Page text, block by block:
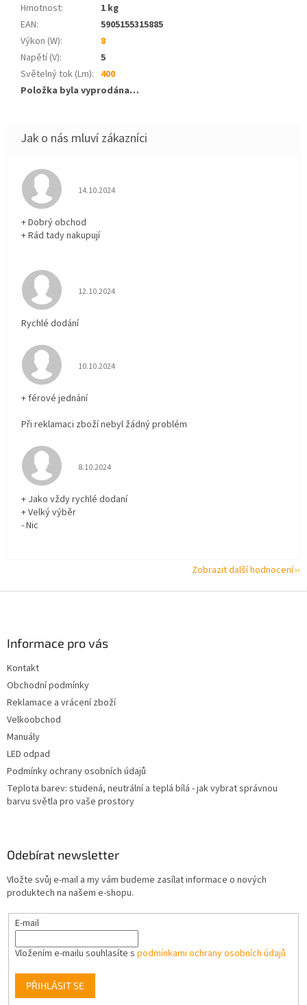
Hmotnost:
1 kg
EAN:
5905155315885
Výkon (W):
8
Napětí (V):
5
Světelný tok (Lm): 400
Položka byla vyprodána…
Hodnocení obchodu je 5 z 5 hvězdiček.
14.10.2024
+ Dobrý obchod
+ Rád tady nakupují
Hodnocení obchodu je 5 z 5 hvězdiček.
12.10.2024
Rychlé dodání
Hodnocení obchodu je 5 z 5 hvězdiček.
10.10.2024
+ férové jednání
Při reklamaci zboží nebyl žádný problém
Hodnocení obchodu je 5 z 5 hvězdiček.
8.10.2024
+ Jako vždy rychlé dodaní
+ Velký výběr
- Nic
Zobrazit další hodnocení
Informace pro vás
Kontakt
Obchodní podmínky
Reklamace a vrácení zboží
Velkoobchod
Manuály
LED odpad
Podmínky ochrany osobních údajů
Teplota barev: studená, neutrální a teplá bílá - jak vybrat správnou
barvu světla pro vaše prostory
Odebírat newsletter
Vložte svůj e-mail a my vám budeme zasílat informace o nových
produktech na našem e-shopu.
E-mail
Vložením e-mailu souhlasíte s podmínkami ochrany osobních údajů
PŘIHLÁSIT SE